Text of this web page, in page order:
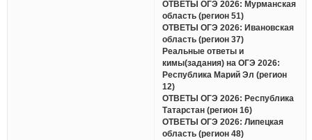
ОТВЕТЫ ОГЭ 2026: Мурманская
область (регион 51)
ОТВЕТЫ ОГЭ 2026: Ивановская
область (регион 37)
Реальные ответы и
кимы(задания) на ОГЭ 2026:
Республика Марий Эл (регион
12)
ОТВЕТЫ ОГЭ 2026: Республика
Татарстан (регион 16)
ОТВЕТЫ ОГЭ 2026: Липецкая
область (регион 48)